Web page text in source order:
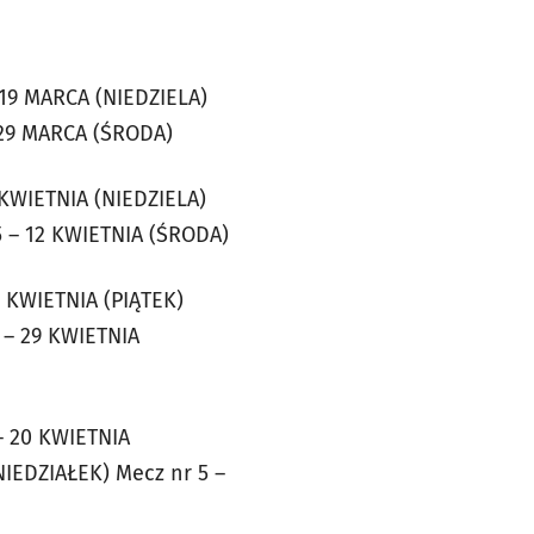
MARCA (NIEDZIELA)
MARCA (ŚRODA)
(NIEDZIELA)
12 KWIETNIA (ŚRODA)
(PIĄTEK)
29 KWIETNIA
KWIETNIA
Mecz nr 5 –